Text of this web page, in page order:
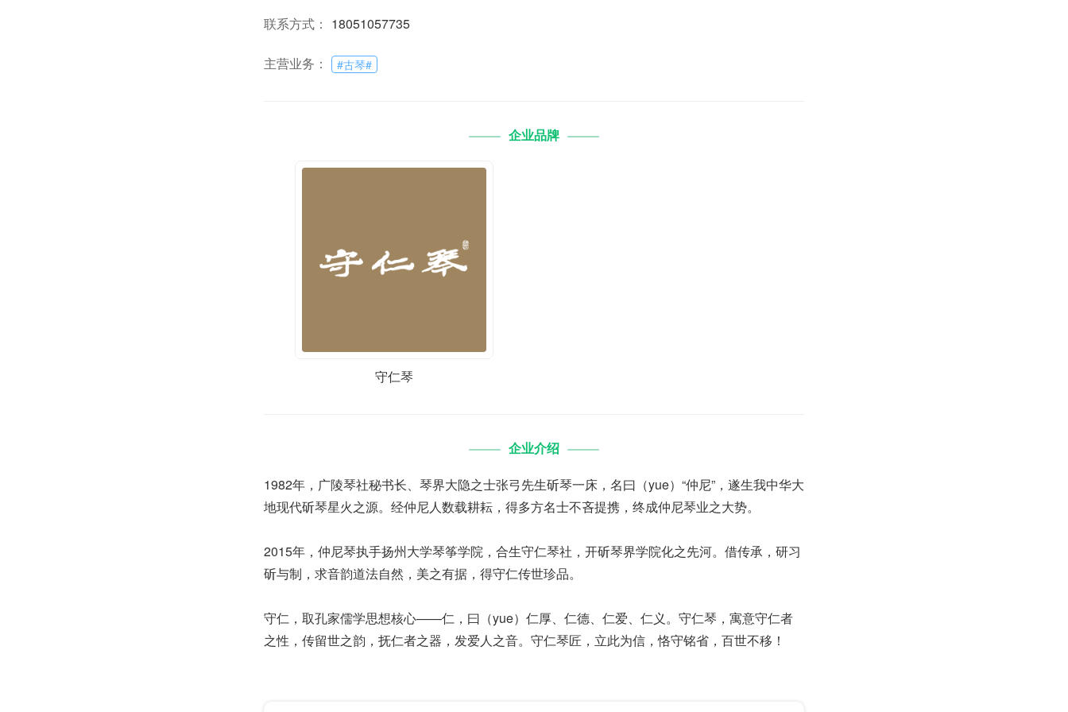
联系方式： 18051057735
主营业务： #古琴#
企业品牌
守仁琴
企业介绍
1982年，广陵琴社秘书长、琴界大隐之士张弓先生斫琴一床，名曰（yue）“仲尼”，遂生我中华大
地现代斫琴星火之源。经仲尼人数载耕耘，得多方名士不吝提携，终成仲尼琴业之大势。
2015年，仲尼琴执手扬州大学琴筝学院，合生守仁琴社，开斫琴界学院化之先河。借传承，研习
斫与制，求音韵道法自然，美之有据，得守仁传世珍品。
守仁，取孔家儒学思想核心——仁，曰（yue）仁厚、仁德、仁爱、仁义。守仁琴，寓意守仁者
之性，传留世之韵，抚仁者之器，发爱人之音。守仁琴匠，立此为信，恪守铭省，百世不移！